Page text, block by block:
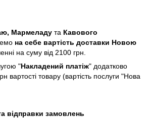
Мармеладу та Кавового
на себе вартість доставки Новою
на суму від 2100 грн.
"Накладений платіж" додатково
вартості товару (вартість послуги "Нова
відправки замовлень